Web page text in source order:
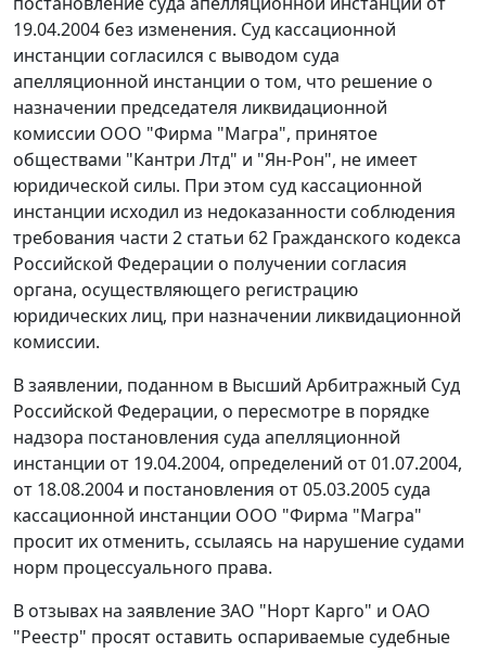
19.04.2004 без изменения. Суд кассационной
инстанции согласился с выводом суда
апелляционной инстанции о том, что решение о
назначении председателя ликвидационной
комиссии ООО "Фирма "Магра", принятое
обществами "Кантри Лтд" и "Ян-Рон", не имеет
юридической силы. При этом суд кассационной
инстанции исходил из недоказанности соблюдения
требования части 2 статьи 62 Гражданского кодекса
Российской Федерации о получении согласия
органа, осуществляющего регистрацию
юридических лиц, при назначении ликвидационной
комиссии.
В заявлении, поданном в Высший Арбитражный Суд
Российской Федерации, о пересмотре в порядке
надзора постановления суда апелляционной
инстанции от 19.04.2004, определений от 01.07.2004,
от 18.08.2004 и постановления от 05.03.2005 суда
кассационной инстанции ООО "Фирма "Магра"
просит их отменить, ссылаясь на нарушение судами
норм процессуального права.
В отзывах на заявление ЗАО "Норт Карго" и ОАО
"Реестр" просят оставить оспариваемые судебные